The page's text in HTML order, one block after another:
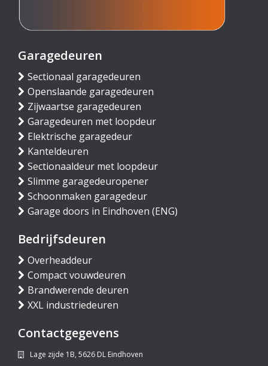
Garagedeuren
Sectionaal garagedeuren
Openslaande garagedeuren
Zijwaartse garagedeuren
Garagedeuren met loopdeur
Elektrische garagedeur
Kanteldeuren
Sectionaaldeur met loopdeur
Slimme garagedeuropener
Schoonmaken garagedeur
Garage doors in Eindhoven (ENG)
Bedrijfsdeuren
Overheaddeur
Compact vouwdeuren
Brandwerende deuren
XXL industriedeuren
Contactgegevens
Lage zijde 1B, 5626 DL Eindhoven